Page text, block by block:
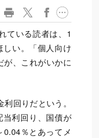
ている読者は、1
い。「個人向け
、これがいかに
回りだという。
利回り、国債が
％とあってメ